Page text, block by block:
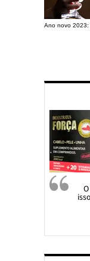
Ano novo 2023: